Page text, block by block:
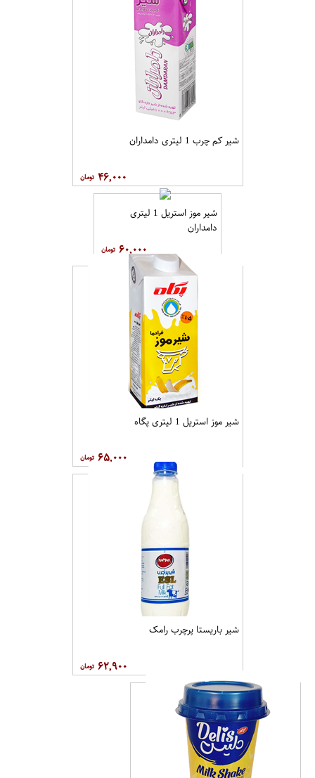
شیر کم چرب 1 لیتری دامداران
۴۶,۰۰۰
شیر موز استریل 1 لیتری
دامداران
۶۰,۰۰۰
شیر موز استریل 1 لیتری پگاه
۶۵,۰۰۰
شیر باریستا پرچرب رامک
۶۲,۹۰۰